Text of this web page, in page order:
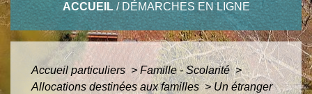
ACCUEIL/DÉMARCHES EN LIGNE
Accueil particuliers > Famille - Scolarité>
Allocations destinées aux familles> Un étranger